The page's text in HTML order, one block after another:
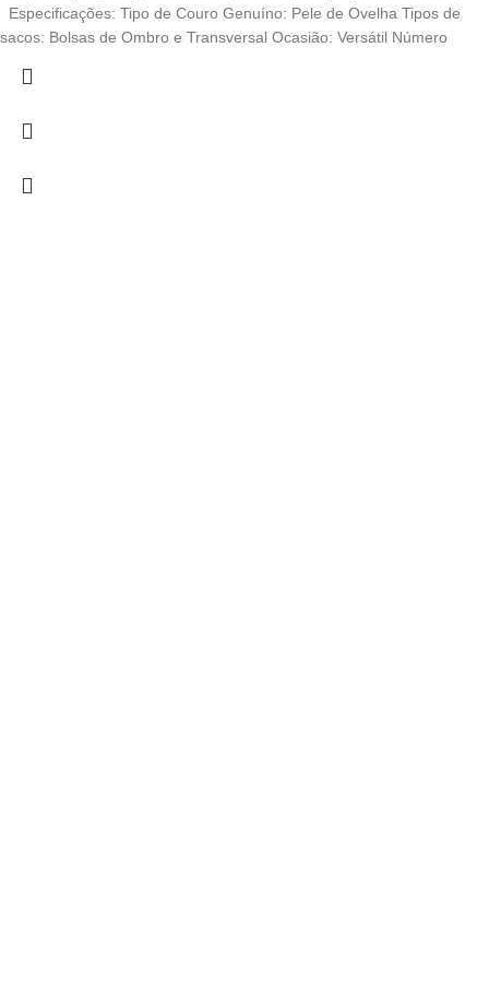
Especificações: Tipo de Couro Genuíno: Pele de Ovelha Tipos de
sacos: Bolsas de Ombro e Transversal Ocasião: Versátil Número